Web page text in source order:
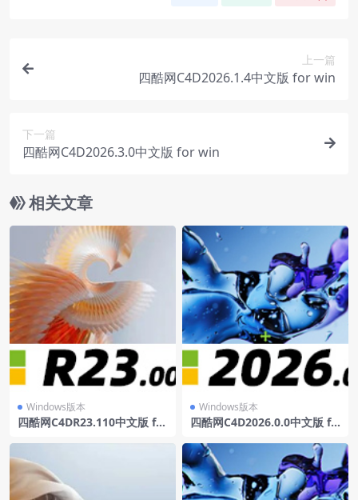
上一篇
四酷网C4D2026.1.4中文版 for win
下一篇
四酷网C4D2026.3.0中文版 for win
相关文章
Windows版本
四酷网C4DR23.110中文版 for
Windows版本
四酷网C4D2026.0.0中文版 fo